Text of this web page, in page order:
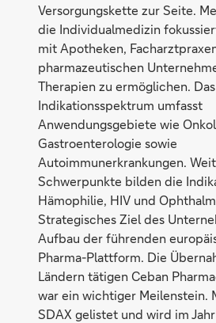
Versorgungskette zur Seite.
die Individualmedizin
mit Apotheken,
pharmazeutischen
Therapien zu ermöglichen. Das
Indikationsspektrum umfasst
Anwendungsgebiete wie
Gastroenterologie sowie
Autoimmunerkrankungen.
Schwerpunkte bilden die
Hämophilie, HIV und
Strategisches Ziel des
Aufbau der führenden
Pharma-Plattform. Die
Ländern tätigen Ceban
war ein wichtiger Meilenstein.
SDAX gelistet und wird im